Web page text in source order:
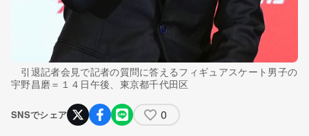
引退記者会見で記者の質問に答えるフィギュアスケート男子の
宇野昌磨＝１４日午後、東京都千代田区
SNSでシェア 0